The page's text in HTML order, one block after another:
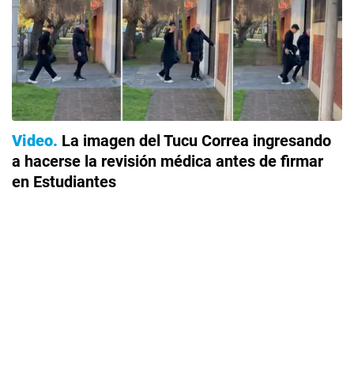
Video La imagen del Tucu Correa ingresando
a hacerse la revisión médica antes de firmar
en Estudiantes